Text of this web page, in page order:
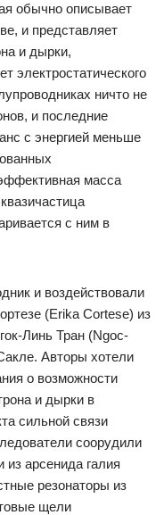
обычно описывает
и представляет
и дырки,
электростатического
ничто не
и последние
с энергией меньше
масса
с ним в
и воздействовали
(Erika Cortese) из
Линь Тран (Ngoc-
Авторы хотели
о возможности
и дырки в
сильной связи
соорудили
арсенида галия
резонаторы из
щели